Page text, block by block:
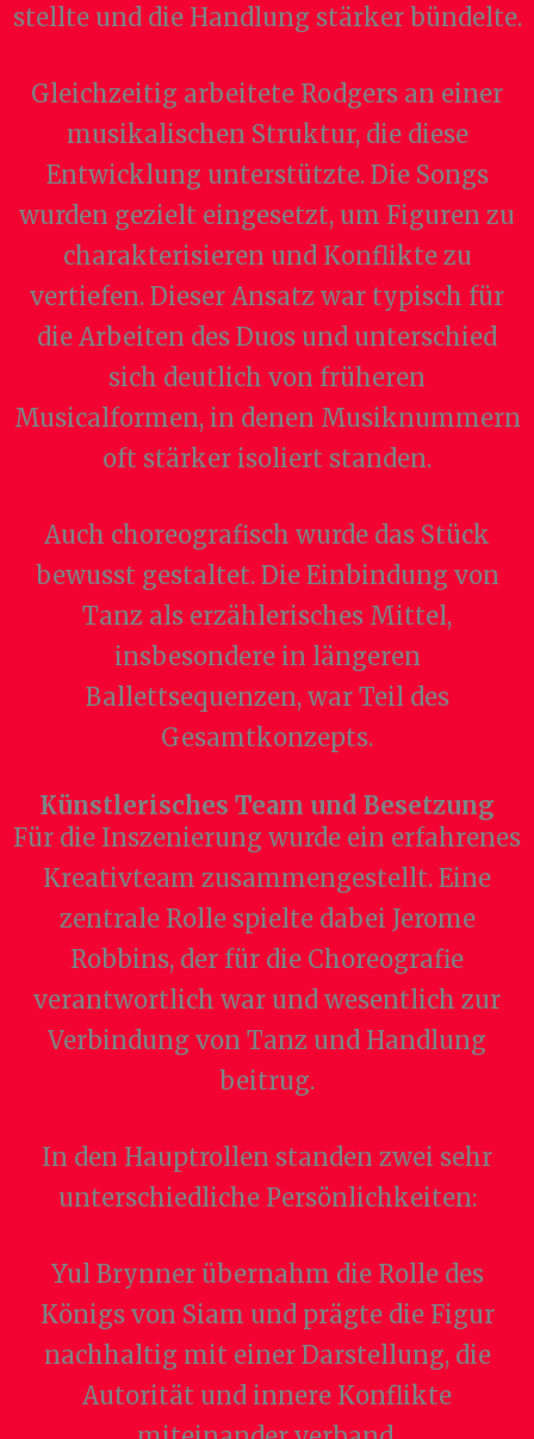
stellte und die Handlung stärker bündelte.
Gleichzeitig arbeitete Rodgers an einer
musikalischen Struktur, die diese
Entwicklung unterstützte. Die Songs
wurden gezielt eingesetzt, um Figuren zu
charakterisieren und Konflikte zu
vertiefen. Dieser Ansatz war typisch für
die Arbeiten des Duos und unterschied
sich deutlich von früheren
Musicalformen, in denen Musiknummern
oft stärker isoliert standen.
Auch choreografisch wurde das Stück
bewusst gestaltet. Die Einbindung von
Tanz als erzählerisches Mittel,
insbesondere in längeren
Ballettsequenzen, war Teil des
Gesamtkonzepts.
Künstlerisches Team und Besetzung
Für die Inszenierung wurde ein erfahrenes
Kreativteam zusammengestellt. Eine
zentrale Rolle spielte dabei Jerome
Robbins, der für die Choreografie
verantwortlich war und wesentlich zur
Verbindung von Tanz und Handlung
beitrug.
In den Hauptrollen standen zwei sehr
unterschiedliche Persönlichkeiten:
Yul Brynner übernahm die Rolle des
Königs von Siam und prägte die Figur
nachhaltig mit einer Darstellung, die
Autorität und innere Konflikte